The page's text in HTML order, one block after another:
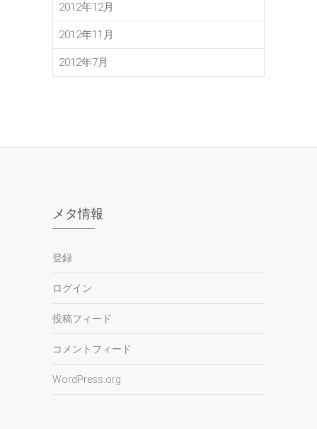
2012年12月
2012年11月
2012年7月
メタ情報
登録
ログイン
投稿フィード
コメントフィード
WordPress.org